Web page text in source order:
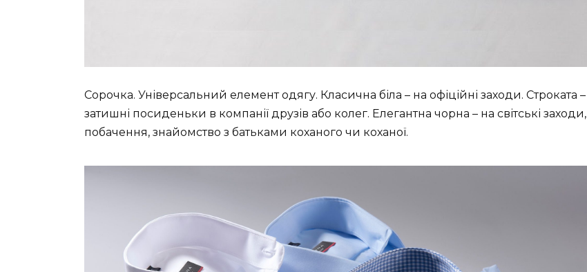
Сорочка. Універсальний елемент одягу. Класична біла – на офіційні заходи. Строката –
затишні посиденьки в компанії друзів або колег. Елегантна чорна – на світські заходи,
побачення, знайомство з батьками коханого чи коханої.